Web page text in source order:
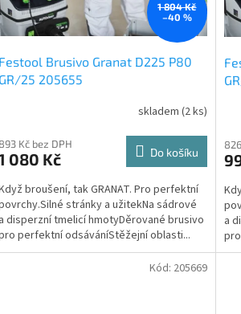
1 804 Kč
–40 %
Festool Brusivo Granat D225 P80
GR/25 205655
skladem (2 ks)
893 Kč bez DPH
080 Kč Do košíku
broušení, tak GRANAT. Pro perfektní
stránky a užitekNa sádrové
a disperzní tmelicí hmotyDěrované brusivo
perfektní odsáváníStěžejní oblasti...
a
Kód: 205669